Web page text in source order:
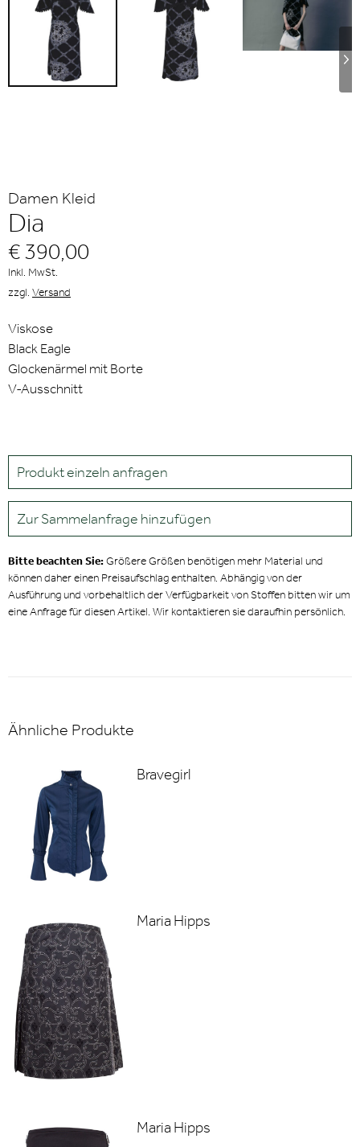
Damen Kleid
Dia
€ 390,00
Inkl. MwSt.
zzgl. Versand
Viskose
Black Eagle
Glockenärmel mit Borte
V-Ausschnitt
Produkt einzeln anfragen
Zur Sammelanfrage hinzufügen
Bitte beachten Sie:Größere Größen benötigen mehr Material und
können daher einen Preisaufschlag enthalten. Abhängig von der
Ausführung und vorbehaltlich der Verfügbarkeit von Stoffen bitten wir um
eine Anfrage für diesen Artikel. Wir kontaktieren sie daraufhin persönlich.
Ähnliche Produkte
Bravegirl
Maria Hipps
Maria Hipps